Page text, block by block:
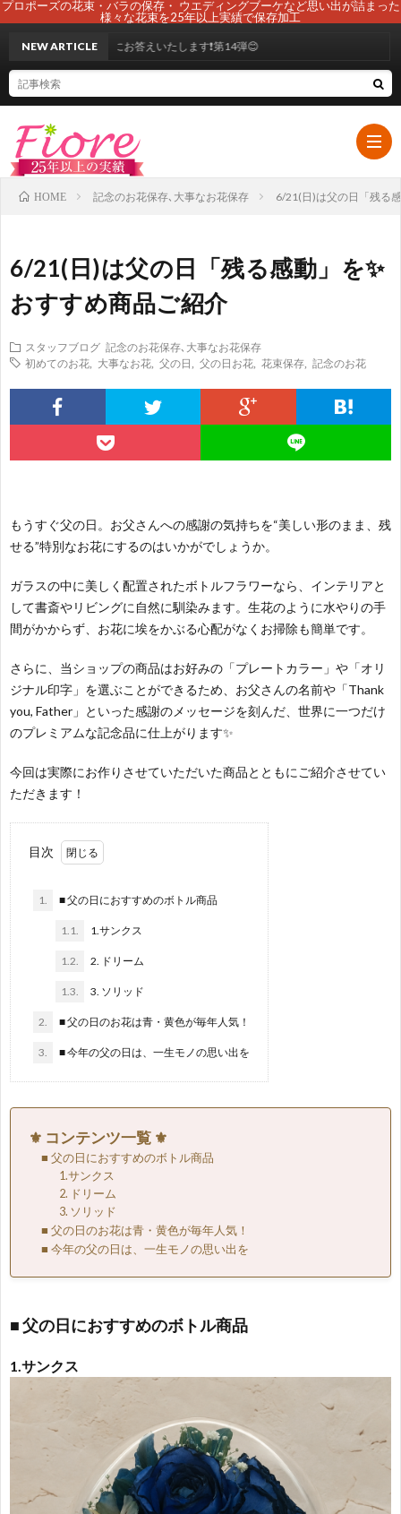
プロポーズの花束・バラの保存・ ウエディングブーケなど思い出が詰まった
様々な花束を25年以上実績で保存加工
へ
内
祝
108
ラ
保
く
あ
相
内
お
知
せ
お
声
NEW ARTICLE
ご質問にお答えいたします❗第14弾😊
HOME 記念のお花保存､大事なお花保存 6/21(日)は父の日「残る
6/21(日)は父の日「残る感動」を✨
おすすめ商品ご紹介
スタッフブログ 記念のお花保存､大事なお花保存
初めてのお花
大事なお花 父の日 父の日お花 花束保存 記念のお花
もうすぐ父の日。お父さんへの感謝の気持ちを“美しい形のまま、残
せる”特別なお花にするのはいかがでしょうか。
ガラスの中に美しく配置されたボトルフラワーなら、インテリアと
して書斎やリビングに自然に馴染みます。生花のように水やりの手
間がかからず、お花に埃をかぶる心配がなくお掃除も簡単です。
さらに、当ショップの商品はお好みの「プレートカラー」や「オリ
ジナル印字」を選ぶことができるため、お父さんの名前や「Thank
you, Father」といった感謝のメッセージを刻んだ、世界に一つだけ
のプレミアムな記念品に仕上がります✨
今回は実際にお作りさせていただいた商品とともにご紹介させてい
ただきます！
目次
1. ■ 父の日におすすめのボトル商品
1.1. 1.サンクス
1.2. 2. ドリーム
1.3. 3. ソリッド
2. ■ 父の日のお花は青・黄色が毎年人気！
3. ■ 今年の父の日は、一生モノの思い出を
⚜ コンテンツ一覧 ⚜
■ 父の日におすすめのボトル商品
1.サンクス
2. ドリーム
3. ソリッド
■ 父の日のお花は青・黄色が毎年人気！
■ 今年の父の日は、一生モノの思い出を
■ 父の日におすすめのボトル商品
1.サンクス